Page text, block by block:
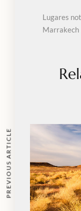
Lugares
Marrakech
PREVIOUS ARTICLE